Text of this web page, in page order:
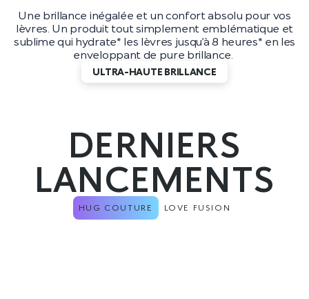
Une brillance inégalée et un confort absolu pour vos
lèvres. Un produit tout simplement emblématique et
sublime qui hydrate* les lèvres jusqu’à 8 heures* en les
enveloppant de pure brillance.
ULTRA-HAUTE BRILLANCE
DERNIERS
LANCEMENTS
HUG COUTURE LOVE FUSION